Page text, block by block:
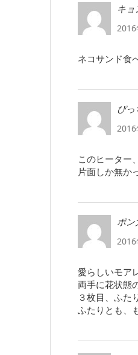
キョ
2016
ネコサンド食
ぴっ
このヒーター
片面しか無か
ポン
愛らしいモア
両手に花状態
３枚目、ふた
ふたりとも、